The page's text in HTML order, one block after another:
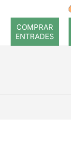
COMPRAR
ENTRADES